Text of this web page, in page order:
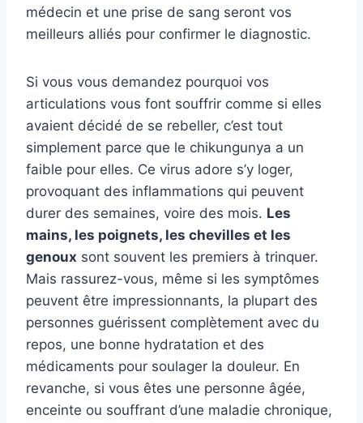
médecin et une prise de sang seront vos
meilleurs alliés pour confirmer le diagnostic.
Si vous vous demandez pourquoi vos
articulations vous font souffrir comme si elles
avaient décidé de se rebeller, c’est tout
simplement parce que le chikungunya a un
faible pour elles. Ce virus adore s’y loger,
provoquant des inflammations qui peuvent
durer des semaines, voire des mois. Les
mains, les poignets, les chevilles et les
genoux sont souvent les premiers à trinquer.
Mais rassurez-vous, même si les symptômes
peuvent être impressionnants, la plupart des
personnes guérissent complètement avec du
repos, une bonne hydratation et des
médicaments pour soulager la douleur. En
revanche, si vous êtes une personne âgée,
enceinte ou souffrant d’une maladie chronique,